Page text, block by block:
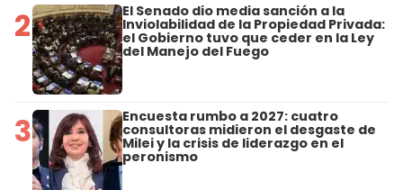
2 El Senado dio media sanción a la
Inviolabilidad de la Propiedad Privada:
el Gobierno tuvo que ceder en la Ley
del Manejo del Fuego
3 Encuesta rumbo a 2027: cuatro
consultoras midieron el desgaste de
Milei y la crisis de liderazgo en el
peronismo